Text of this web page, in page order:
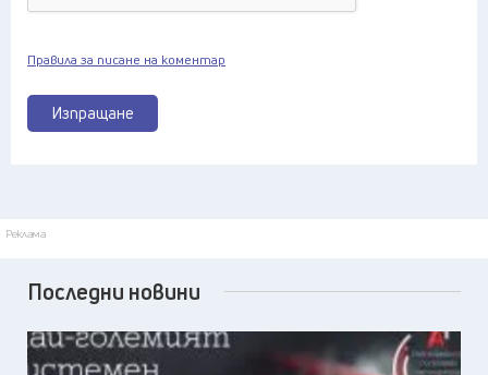
Изпращане
Правила за писане на коментар
Реклама
Последни новини